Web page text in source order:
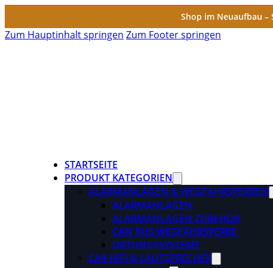
Shop im Neuaufbau
Zum Hauptinhalt springen Zum Footer springen
STARTSEITE
PRODUKT KATEGORIEN
ALARMANLAGEN & WEGFAHRSPERREN
ALARMANLAGEN
ALARMANLAGEN ZUBEHÖR
CAN BUS WEGFAHRSPERRE
ORTUNGSSYSTEME
CAR HIFI & LAUTSPRECHER